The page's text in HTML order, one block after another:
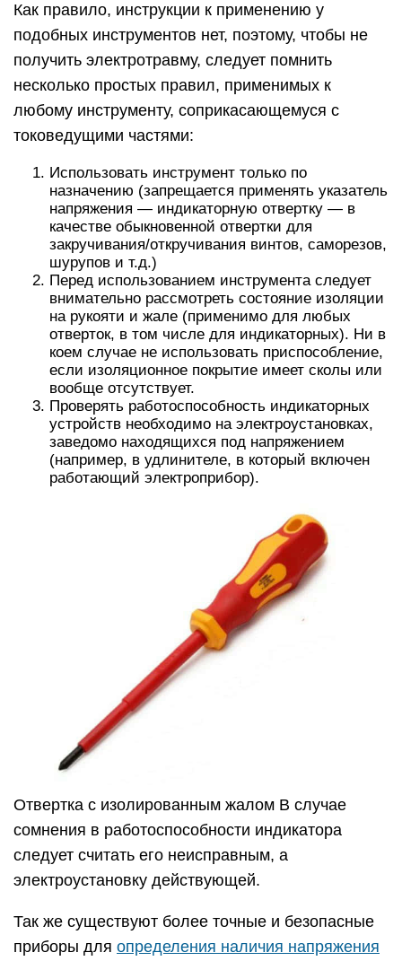
Как правило, инструкции к применению у
подобных инструментов нет, поэтому, чтобы не
получить электротравму, следует помнить
несколько простых правил, применимых к
любому инструменту, соприкасающемуся с
токоведущими частями:
Использовать инструмент только по
назначению (запрещается применять указатель
напряжения — индикаторную отвертку — в
качестве обыкновенной отвертки для
закручивания/откручивания винтов, саморезов,
шурупов и т.д.)
Перед использованием инструмента следует
внимательно рассмотреть состояние изоляции
на рукояти и жале (применимо для любых
отверток, в том числе для индикаторных). Ни в
коем случае не использовать приспособление,
если изоляционное покрытие имеет сколы или
вообще отсутствует.
Проверять работоспособность индикаторных
устройств необходимо на электроустановках,
заведомо находящихся под напряжением
(например, в удлинителе, в который включен
работающий электроприбор).
Отвертка с изолированным жалом В случае
сомнения в работоспособности индикатора
следует считать его неисправным, а
электроустановку действующей.
Так же существуют более точные и безопасные
приборы для определения наличия напряжения